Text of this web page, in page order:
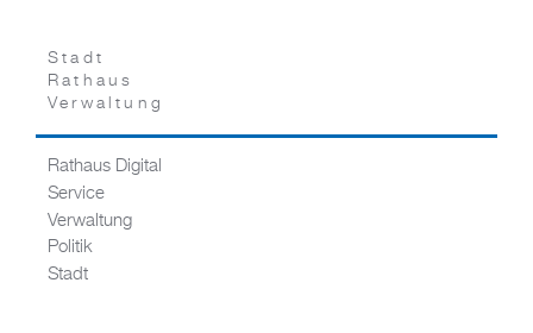
Stadt
Rathaus
Verwaltung
Rathaus Digital
Service
Verwaltung
Politik
Stadt